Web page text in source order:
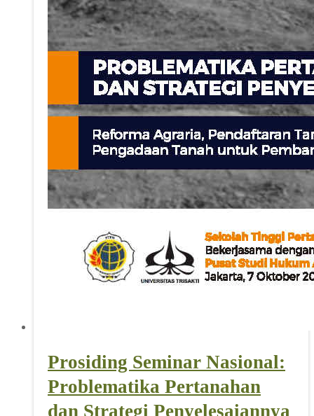
Prosiding Seminar Nasional:
Problematika Pertanahan
dan Strategi Penyelesaiannya